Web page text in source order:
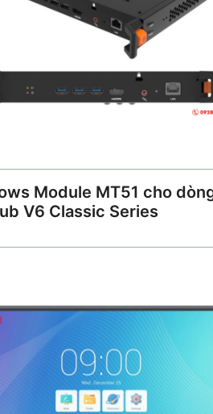
Module MT51 cho
V6 Classic Series